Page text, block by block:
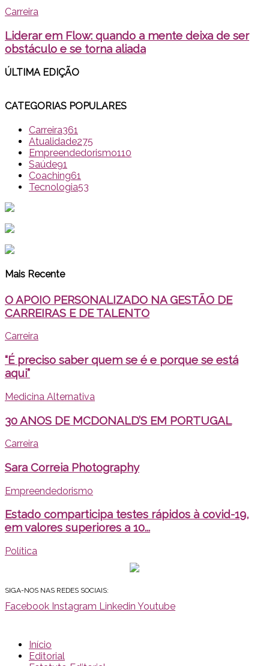
Carreira
Liderar em Flow: quando a mente deixa de ser
obstáculo e se torna aliada
ÚLTIMA EDIÇÃO
CATEGORIAS POPULARES
Carreira361
Atualidade275
Empreendedorismo110
Saúde91
Coaching61
Tecnologia53
Mais Recente
O APOIO PERSONALIZADO NA GESTÃO DE
CARREIRAS E DE TALENTO
Carreira
“É preciso saber quem se é e porque se está
aqui”
Medicina Alternativa
30 ANOS DE MCDONALD’S EM PORTUGAL
Carreira
Sara Correia Photography
Empreendedorismo
Estado comparticipa testes rápidos à covid-19,
em valores superiores a 10...
Política
SIGA-NOS NAS REDES SOCIAIS:
Facebook Instagram Linkedin Youtube
Início
Editorial